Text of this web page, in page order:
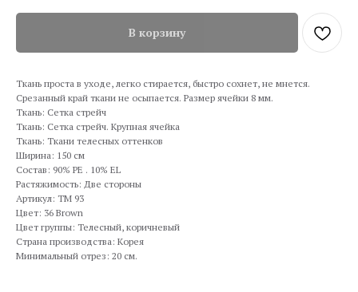
В корзину
Ткань проста в уходе, легко стирается, быстро сохнет, не мнется.
Срезанный край ткани не осыпается. Размер ячейки 8 мм.
Ткань: Сетка стрейч
Ткань: Сетка стрейч. Крупная ячейка
Ткань: Ткани телесных оттенков
Ширина: 150 см
Состав: 90% PE . 10% EL
Растяжимость: Две стороны
Артикул: TM 93
Цвет: 36 Brown
Цвет группы: Телесный, коричневый
Страна производства: Корея
Минимальный отрез: 20 см.